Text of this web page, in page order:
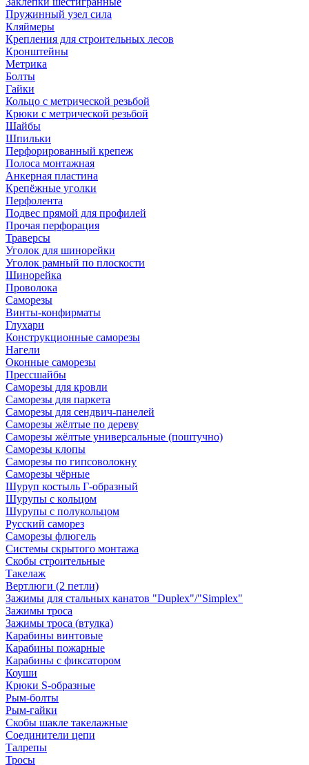
Пружинный узел сила
Кляймеры
Крепления для строительных лесов
Кронштейны
Метрика
Болты
Гайки
Кольцо с метрической резьбой
Крюки с метрической резьбой
Шайбы
Шпильки
Перфорированный крепеж
Полоса монтажная
Анкерная пластина
Крепёжные уголки
Перфолента
Подвес прямой для профилей
Прочая перфорация
Траверсы
Уголок для шинорейки
Уголок рамный по плоскости
Шинорейка
Проволока
Саморезы
Винты-конфирматы
Глухари
Конструкционные саморезы
Нагели
Оконные саморезы
Прессшайбы
Саморезы для кровли
Саморезы для паркета
Саморезы для сендвич-панелей
Саморезы жёлтые по дереву
Саморезы жёлтые универсальные (поштучно)
Саморезы клопы
Саморезы по гипсоволокну
Саморезы чёрные
Шуруп костыль Г-образный
Шурупы с кольцом
Шурупы с полукольцом
Русский саморез
Саморезы флюгель
Системы скрытого монтажа
Скобы строительные
Такелаж
Вертлюги (2 петли)
Зажимы для стальных канатов "Duplex"/"Simplex"
Зажимы троса
Зажимы троса (втулка)
Карабины винтовые
Карабины пожарные
Карабины с фиксатором
Коуши
Крюки S-образные
Рым-болты
Рым-гайки
Скобы шакле такелажные
Соединители цепи
Талрепы
Тросы